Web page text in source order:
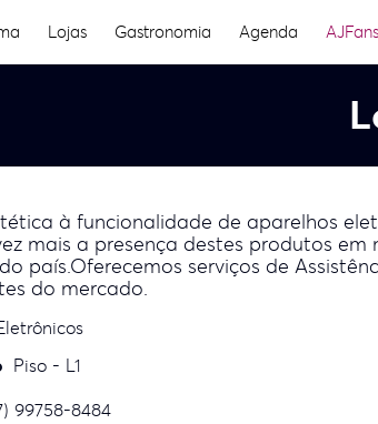
Lojas Gastronomia Agenda AJFans
à funcionalidade de aparelhos
mais a presença destes produtos
país.Oferecemos serviços de
do mercado.
Piso - L1
99758-8484